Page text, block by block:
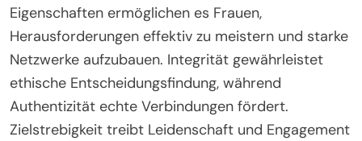
Eigenschaften ermöglichen es Frauen,
Herausforderungen effektiv zu meistern und starke
Netzwerke aufzubauen. Integrität gewährleistet
ethische Entscheidungsfindung, während
Authentizität echte Verbindungen fördert.
Zielstrebigkeit treibt Leidenschaft und Engagement